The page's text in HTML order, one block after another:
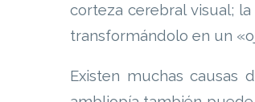
corteza cerebral visual;
transformándolo en un
Existen muchas causas